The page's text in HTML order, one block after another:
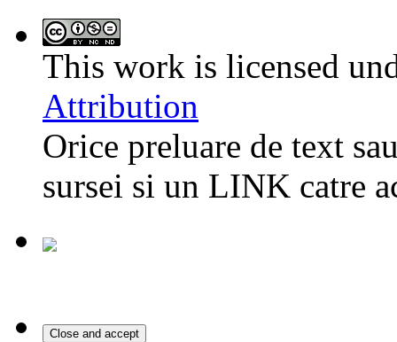
This work is licensed
Attribution
Orice preluare de text
sursei si un LINK catre